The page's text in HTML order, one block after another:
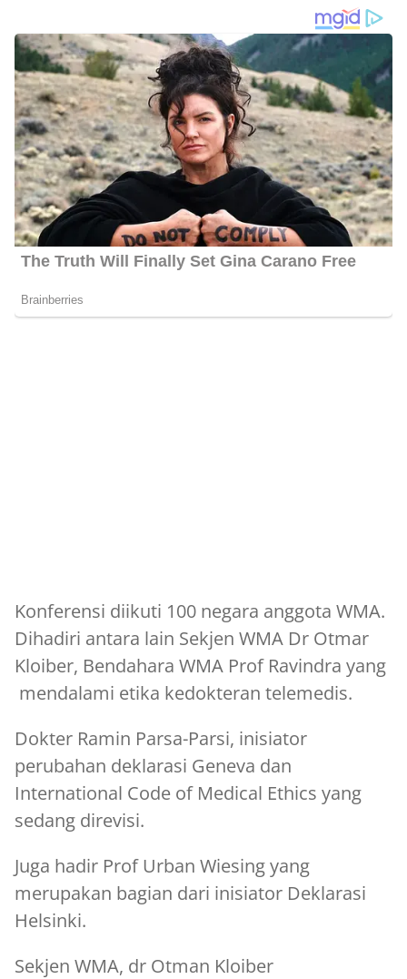
Konferensi diikuti 100 negara anggota WMA.
Dihadiri antara lain Sekjen WMA Dr Otmar
Kloiber, Bendahara WMA Prof Ravindra yang
mendalami etika kedokteran telemedis.
Dokter Ramin Parsa-Parsi, inisiator
perubahan deklarasi Geneva dan
International Code of Medical Ethics yang
sedang direvisi.
Juga hadir Prof Urban Wiesing yang
merupakan bagian dari inisiator Deklarasi
Helsinki.
Sekjen WMA, dr Otman Kloiber